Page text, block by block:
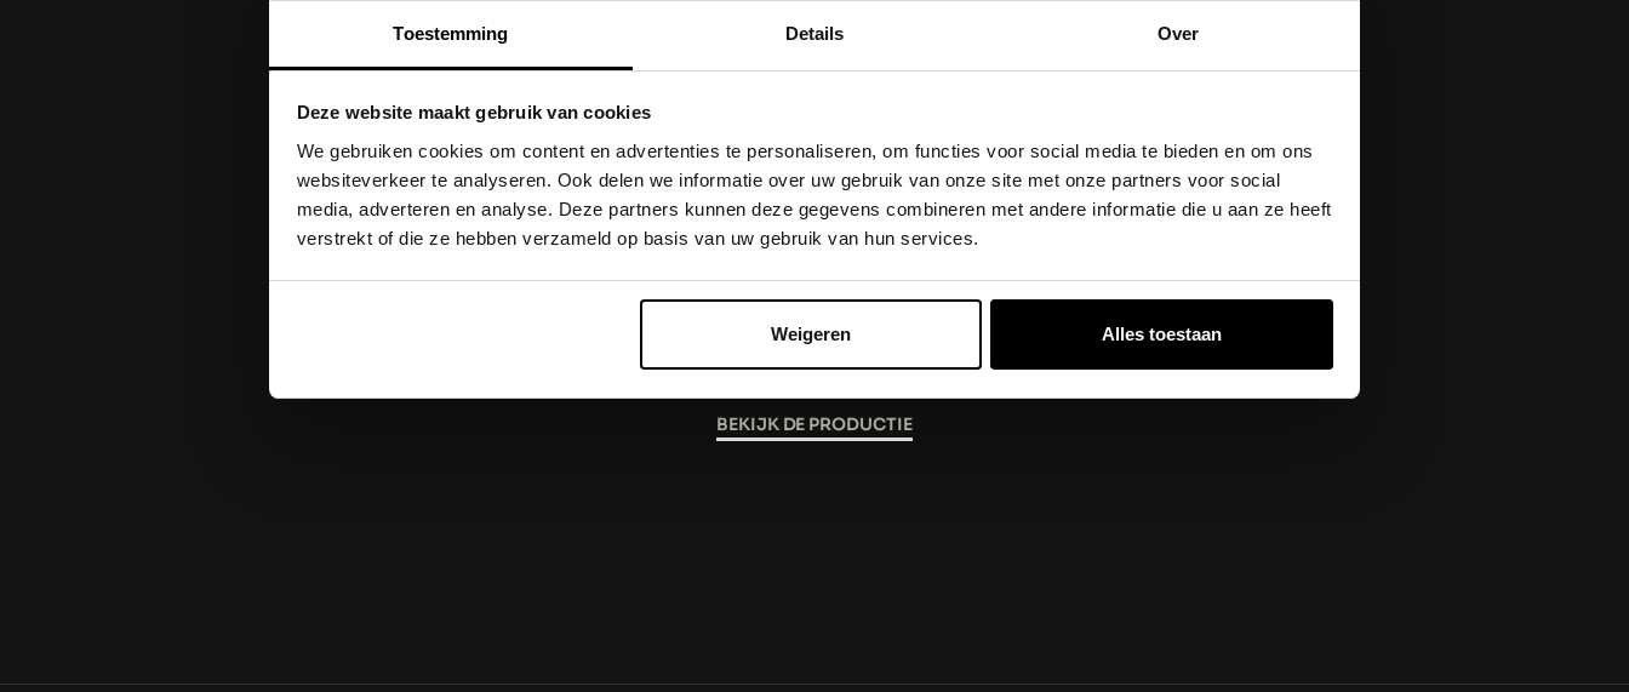
Toestemming Details Over
Deze website maakt gebruik van cookies
We gebruiken cookies om content en advertenties te personaliseren, om functies voor social media te bieden en om ons
websiteverkeer te analyseren. Ook delen we informatie over uw gebruik van onze site met onze partners voor social
media, adverteren en analyse. Deze partners kunnen deze gegevens combineren met andere informatie die u aan ze heeft
verstrekt of die ze hebben verzameld op basis van uw gebruik van hun services.
Weigeren Alles toestaan
Uitgezonden in voorjaar 2018 bij Omroep Max.
VERDER LEZEN
IVO OP ZONDAG
BEKIJK DE PRODUCTIE